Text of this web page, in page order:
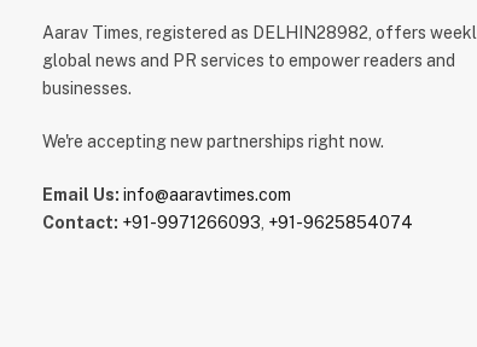
Aarav Times, registered as DELHIN28982, offers
global news and PR services to empower readers and
businesses.
We're accepting new partnerships right now.
Email Us: info@aaravtimes.com
Contact: +91-9971266093, +91-9625854074